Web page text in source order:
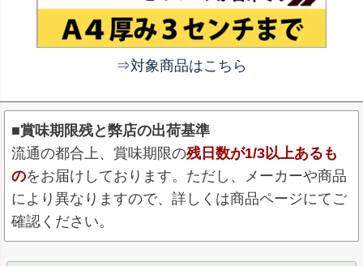
⇒対象商品はこちら
■賞味期限残と弊店の出荷基準
流通の都合上、賞味期限の残日数が1/3以上あるも
のをお届けしております。ただし、メーカーや商品
により異なりますので、詳しくは商品ページにてご
確認ください。